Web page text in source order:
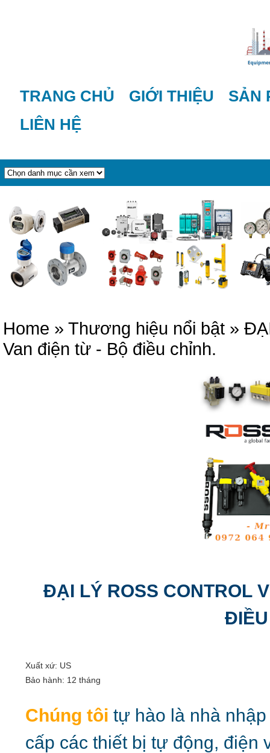
TRANG CHỦ GIỚI THIỆU
SẢN
LIÊN HỆ
Home » Thương hiệu nổi bật»
Van điện từ - Bộ điều chỉnh.
ĐẠI LÝ ROSS CONTROL
Xuất xứ: US
Bảo hành: 12 tháng
Chúng tôi tự hào là nhà
cấp các thiết bị tự động, điện